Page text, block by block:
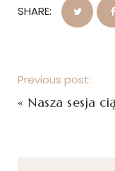
SHARE:
Previous post:
« Nasza sesja